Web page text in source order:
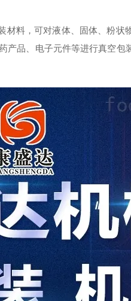
料，可对液体、固体、粉状
产品、电子元件等进行真空包